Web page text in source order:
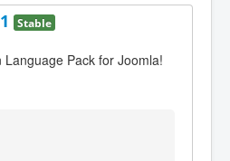
Stable
Pack for Joomla!